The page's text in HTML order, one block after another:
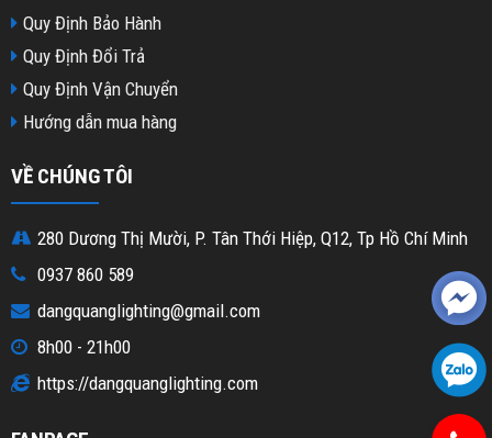
Quy Định Bảo Hành
Quy Định Đổi Trả
Quy Định Vận Chuyển
Hướng dẫn mua hàng
VỀ CHÚNG TÔI
280 Dương Thị Mười, P. Tân Thới Hiệp, Q12, Tp Hồ Chí Minh
0937 860 589
dangquanglighting@gmail.com
8h00 - 21h00
https://dangquanglighting.com